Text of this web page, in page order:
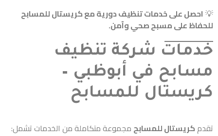
💡 احصل على خدمات تنظيف دورية مع كريستال للمسابح
للحفاظ على مسبح صحي وآمن.
خدمات شركة تنظيف
مسابح في أبوظبي –
كريستال للمسابح
تقدمكريستال للمسابح مجموعة متكاملة من الخدمات تشمل: